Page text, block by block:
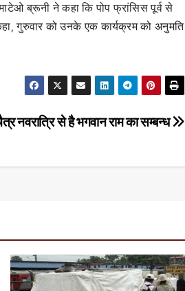
ब्रूनी ने कहा कि पोप फ्रांसिस पूर्व से
गुरुवार को उनके एक कार्यक्रम को अनुमति
नवरात्रि से है भगवान राम का सम्बन्ध